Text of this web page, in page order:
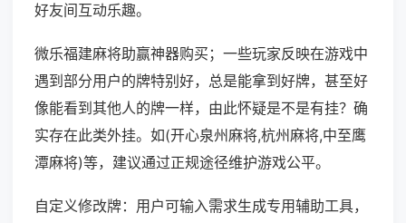
好友间互动乐趣。
微乐福建麻将助赢神器购买；一些玩家反映在游戏中
遇到部分用户的牌特别好，总是能拿到好牌，甚至好
像能看到其他人的牌一样，由此怀疑是不是有挂？确
实存在此类外挂。如(开心泉州麻将,杭州麻将,中至鹰
潭麻将)等，建议通过正规途径维护游戏公平。
自定义修改牌：用户可输入需求生成专用辅助工具，